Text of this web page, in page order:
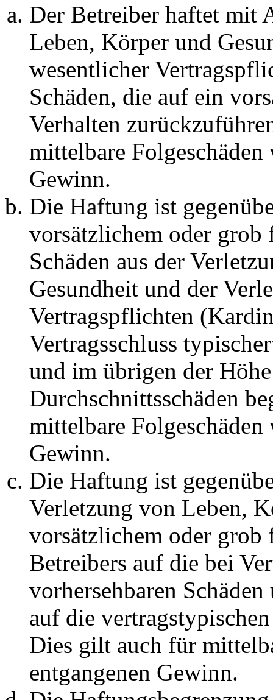
Der Betreiber haftet mit
Leben, Körper und
wesentlicher
Schäden, die auf ein
Verhalten
mittelbare Folgeschäden
Gewinn.
Die Haftung ist
vorsätzlichem oder grob
Schäden aus der
Gesundheit und der
Vertragspflichten
Vertragsschluss
und im übrigen der
Durchschnittsschäden
mittelbare Folgeschäden
Gewinn.
Die Haftung ist
Verletzung von Leben,
vorsätzlichem oder grob
Betreibers auf die bei
vorhersehbaren
auf die
Dies gilt auch für
entgangenen Gewinn.